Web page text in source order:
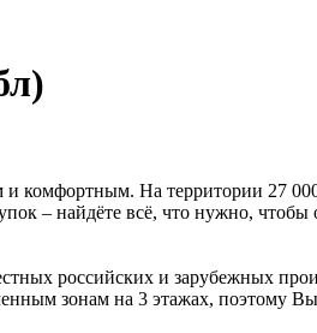
На территории 27 000
– найдёте всё, что нужно, чтобы
российских и зарубежных
зонам на 3 этажах, поэтому